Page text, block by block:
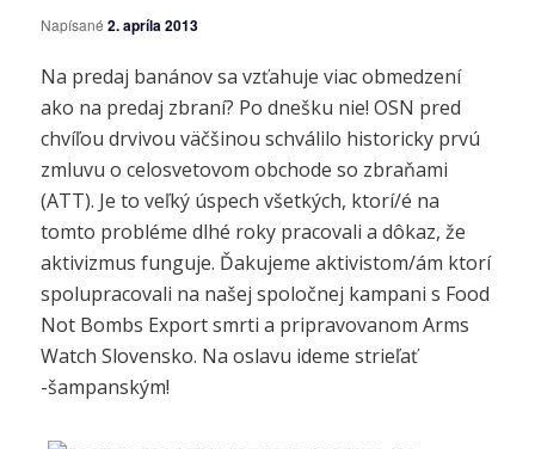
Napísané2. apríla 2013
Na predaj banánov sa vzťahuje viac obmedzení
ako na predaj zbraní? Po dnešku nie! OSN pred
chvíľou drvivou väčšinou schválilo historicky prvú
zmluvu o celosvetovom obchode so zbraňami
(ATT). Je to veľký úspech všetkých, ktorí/é na
tomto probléme dlhé roky pracovali a dôkaz, že
aktivizmus funguje. Ďakujeme aktivistom/ám ktorí
spolupracovali na našej spoločnej kampani s Food
Not Bombs Export smrti a pripravovanom Arms
Watch Slovensko. Na oslavu ideme strieľať
-šampanským!